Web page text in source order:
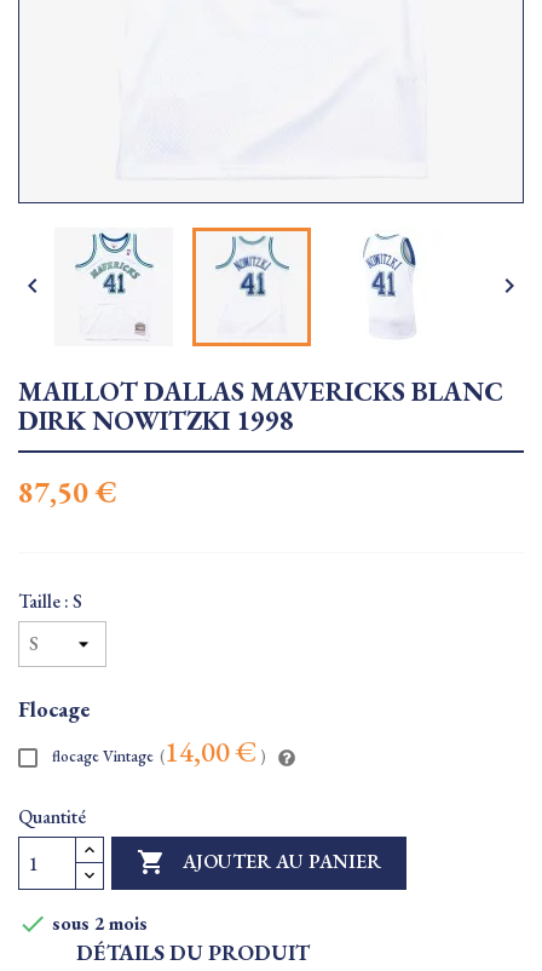
 
MAILLOT DALLAS MAVERICKS BLANC
DIRK NOWITZKI 1998
87,50 €
Taille : S
Flocage
flocage Vintage (14,00 € )
Quantité
 AJOUTER AU PANIER
 sous 2 mois
DÉTAILS DU PRODUIT